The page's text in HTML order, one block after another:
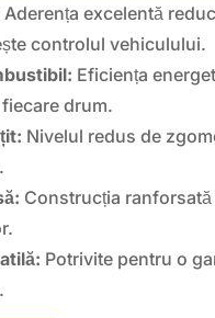
Aderența excelentă
controlul vehiculului.
Eficiența
drum.
Nivelul redus de
Construcția
Potrivite pentru o